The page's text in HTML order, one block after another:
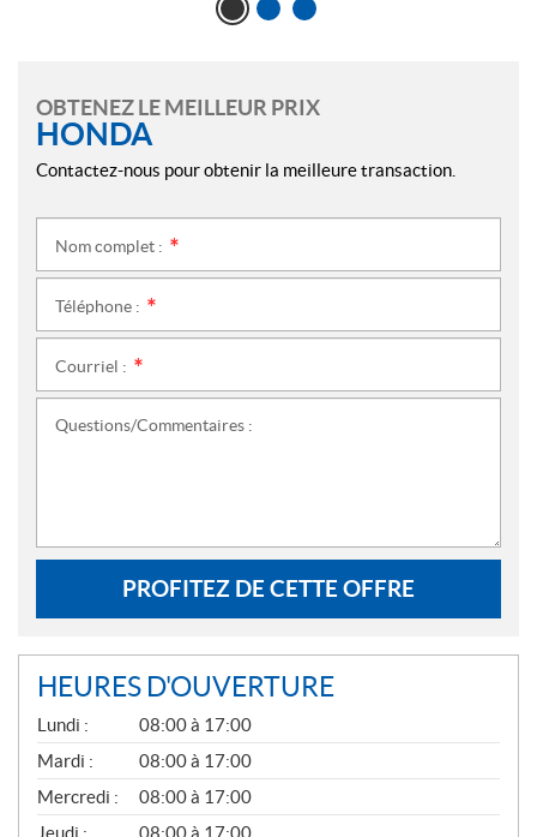
OBTENEZ LE MEILLEUR PRIX
HONDA
Contactez-nous pour obtenir la meilleure transaction.
Nom complet :
Téléphone :
Courriel :
Questions/Commentaires :
PROFITEZ DE CETTE OFFRE
HEURES D'OUVERTURE
G
É
N
É
R
A
Lundi :
08:00 à 17:00
Mardi :
08:00 à 17:00
Mercredi :
08:00 à 17:00
Jeudi :
08:00 à 17:00